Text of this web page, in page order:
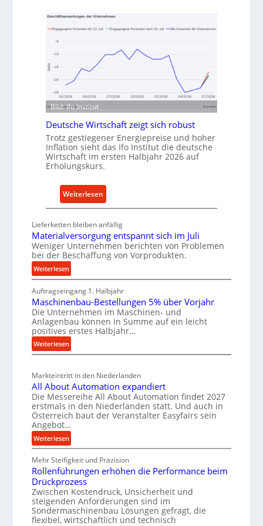
f
v
n
d
t
r
i
e
r
a
t
z
e
i
l
e
n
i
t
h
d
n
a
c
h
l
i
g
e
e
r
k
z
e
a
u
p
r
e
s
s
Bild: Ifo Institut
Deutsche Wirtschaft zeigt sich robust
Trotz gestiegener Energiepreise und hoher
Inflation sieht das Ifo Institut die deutsche
Wirtschaft im ersten Halbjahr 2026 auf
Erholungskurs.
Weiterlesen
D
u
t
s
h
e
W
r
s
h
a
f
t
i
g
t
s
i
c
Lieferketten bleiben anfällig
Materialversorgung entspannt sich im Juli
Weniger Unternehmen berichten von Problemen
bei der Beschaffung von Vorprodukten.
Weiterlesen:
M
a
t
e
r
i
a
l
e
r
s
o
u
n
g
e
n
t
s
Auftragseingang 1. Halbjahr
Maschinenbau-Bestellungen 5% über Vorjahr
Die Unternehmen im Maschinen- und
Anlagenbau können in Summe auf ein leicht
positives erstes Halbjahr…
Weiterlesen:
M
s
c
h
i
n
e
n
a
u
B
e
s
Markteintritt in den Niederlanden
All About Automation expandiert
Die Messereihe All About Automation findet 2027
erstmals in den Niederlanden statt. Und auch in
Österreich baut der Veranstalter Easyfairs sein
Angebot…
Weiterlesen:
A
l
l
A
b
o
u
Mehr Steifigkeit und Präzision
Rollenführungen erhöhen die Performance beim
Drückprozess
Zwischen Kostendruck, Unsicherheit und
steigenden Anforderungen sind im
Sondermaschinenbau Lösungen gefragt, die
flexibel, wirtschaftlich und technisch